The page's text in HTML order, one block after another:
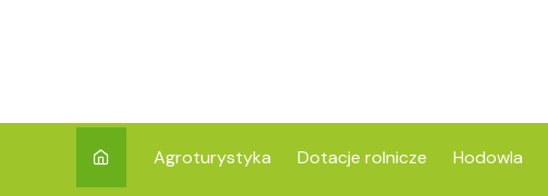
Agroturystyka Dotacje rolnicze Hodowla